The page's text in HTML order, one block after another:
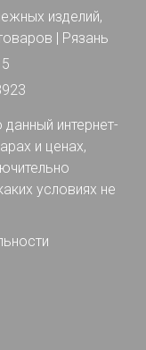
изделий,
| Рязань
интернет-
и ценах,
условиях не